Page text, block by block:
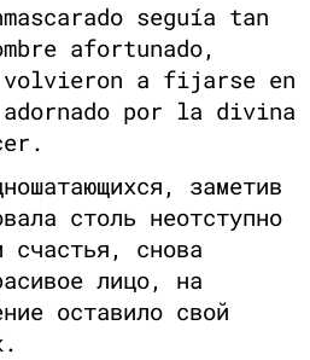
seguía tan
afortunado,
volvieron a fijarse en
por la divina
заметив
столь неотступно
счастья, снова
лицо, на
оставило свой